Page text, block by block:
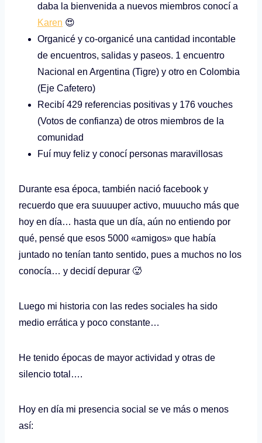
daba la bienvenida a nuevos miembros conocí a
Karen 😍
Organicé y co-organicé una cantidad incontable
de encuentros, salidas y paseos. 1 encuentro
Nacional en Argentina (Tigre) y otro en Colombia
(Eje Cafetero)
Recibí 429 referencias positivas y 176 vouches
(Votos de confianza) de otros miembros de la
comunidad
Fuí muy feliz y conocí personas maravillosas
Durante esa época, también nació facebook y
recuerdo que era suuuuper activo, muuucho más que
hoy en día… hasta que un día, aún no entiendo por
qué, pensé que esos 5000 «amigos» que había
juntado no tenían tanto sentido, pues a muchos no los
conocía… y decidí depurar 🥵
Luego mi historia con las redes sociales ha sido
medio errática y poco constante…
He tenido épocas de mayor actividad y otras de
silencio total….
Hoy en día mi presencia social se ve más o menos
así: